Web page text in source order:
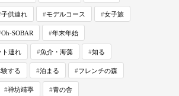
子供連れ モデルコース 女子旅
Oh-SOBAR 年末年始
ト連れ 魚介・海藻 知る
験する 泊まる フレンチの森
禅坊靖寧 青の舎